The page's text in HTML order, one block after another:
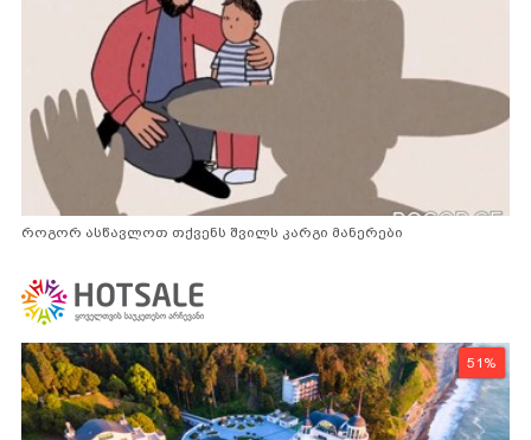
როგორ ასწავლოთ თქვენს შვილს კარგი მანერები
51%